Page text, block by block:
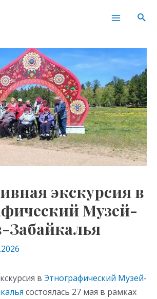
Main
экскурсия в
Музей-
Забайкалья
в Этнографический Музей-
состоялась 27 мая в рамках